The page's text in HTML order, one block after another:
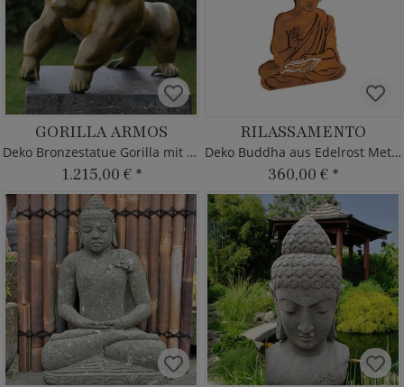
GORILLA ARMOS
Deko Bronzestatue Gorilla mit Patina
1.215,00 € *
RILASSAMENTO
Deko Buddha aus Edelrost Metall
360,00 € *